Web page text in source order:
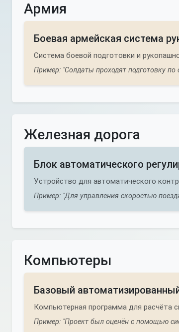
Армия
Боевая армейская система
Система боевой подготовки и
Пример: "Солдаты проходят подготовку по
Железная дорога
Блок автоматического
Устройство для автоматического
Пример: "Для управления скоростью
Компьютеры
Базовый
Компьютерная программа для расчёта
Пример: "Проект был оценён с помощью